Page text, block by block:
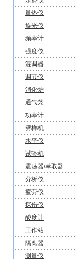
量热仪
旋光仪
频率计
强度仪
混调器
调节仪
消化炉
通气笼
功率计
劈样机
水平仪
试验机
震荡器/萃取器
分析仪
疲劳仪
探伤仪
酸度计
工作站
隔离器
测量仪